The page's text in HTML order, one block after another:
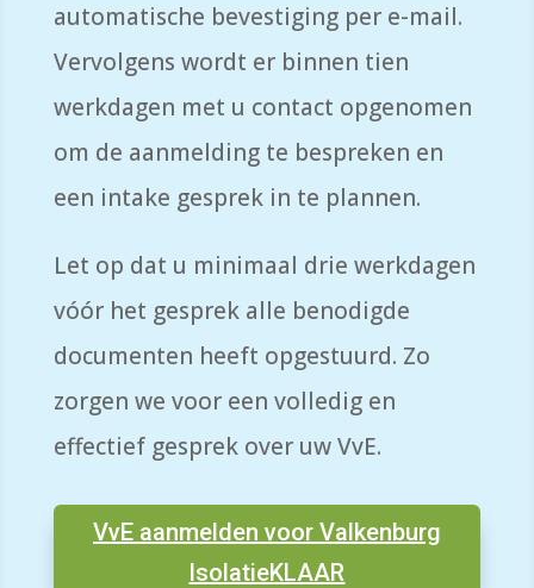
automatische bevestiging per e-mail.
Vervolgens wordt er binnen tien
werkdagen met u contact opgenomen
om de aanmelding te bespreken en
een intake gesprek in te plannen.
Let op dat u minimaal drie werkdagen
vóór het gesprek alle benodigde
documenten heeft opgestuurd. Zo
zorgen we voor een volledig en
effectief gesprek over uw VvE.
VvE aanmelden voor Valkenburg
IsolatieKLAAR